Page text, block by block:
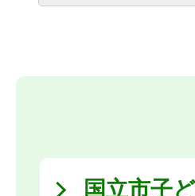
国立市子